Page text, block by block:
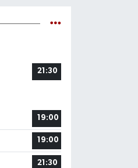
21:30
19:00
19:00
21:30